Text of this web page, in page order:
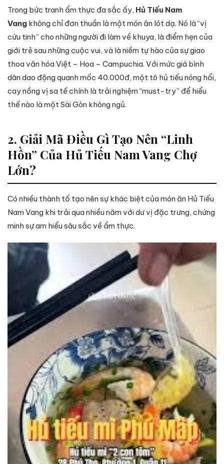
Trong bức tranh ẩm thực đa sắc ấy, Hủ Tiếu Nam
Vang không chỉ đơn thuần là một món ăn lót dạ. Nó là “vị
cứu tinh” cho những người đi làm về khuya, là điểm hẹn của
giới trẻ sau những cuộc vui, và là niềm tự hào của sự giao
thoa văn hóa Việt – Hoa – Campuchia. Với mức giá bình
dân dao động quanh mốc 40.000đ, một tô hủ tiếu nóng hổi,
cay nồng vị sa tế chính là trải nghiệm “must-try” để hiểu
thế nào là một Sài Gòn không ngủ.
2. Giải Mã Điều Gì Tạo Nên “Linh
Hồn” Của Hủ Tiếu Nam Vang Chợ
Lớn?
Có nhiều thành tố tạo nên sự khác biệt của món ăn Hủ Tiếu
Nam Vang khi trải qua nhiều năm với dư vị đặc trưng, chứng
minh sự am hiểu sâu sắc về ẩm thực.